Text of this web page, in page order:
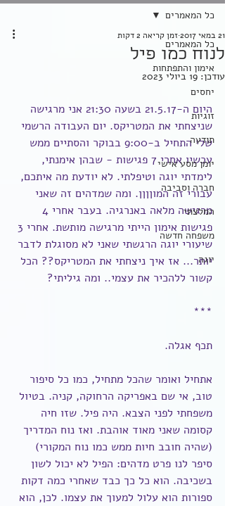
כל המאמרים
אימון והתפתחות
יחסים
זוגיות
תודעה
יומן מסע אישי
חברה וסביבה
המלצתי
משפחה חדשה
יוגה
כל המאמרים
לנוח כמו פיל
21 במאי 2017 זמן קריאה 2 דקות
עודכן: 19 ביולי 2023
היום ה-21.5.17 בשעה 21:30 אני מרגישה
שניצחתי את המטריקס. יום העבודה הרשמי
שלי התחיל ב-9:00 בבוקר והסתיים ממש
עכשיו אחרי 7 פגישות - שבהן אימנתי,
לימדתי יוגה וטיפלתי. לא יודעת מה איתכם,
עבורי זה המוןןןן. ומה שמדהים זה שאני
שיעורי יוגה הרגשתי שאני לא מסוגלת לדבר
יותר... אז איך ניצחתי את המטריקס?? הכל
קשור ללהכיר את עצמי.. ומה גיליתי?
***
תכף אגלה.
אתחיל ואומר שהכל מתחיל, כמו כל סיפור
טוב, אי שם באפריקה הרחוקה, קניה. בטיול
משפחתי לפני הצבא. היה פיל. שזו חיה
קסומה שאני מאוד אוהבת. ואז נוח המדריך
(שהיה חובב חיות ממש כמו נוח המקורי)
סיפר לנו פרט מדהים: הפיל לא יכול לשון
בשכיבה. הוא כל כך כבד שאחרי כמה דקות
ספורות הוא עלול למעוך את עצמו. לכן, הוא